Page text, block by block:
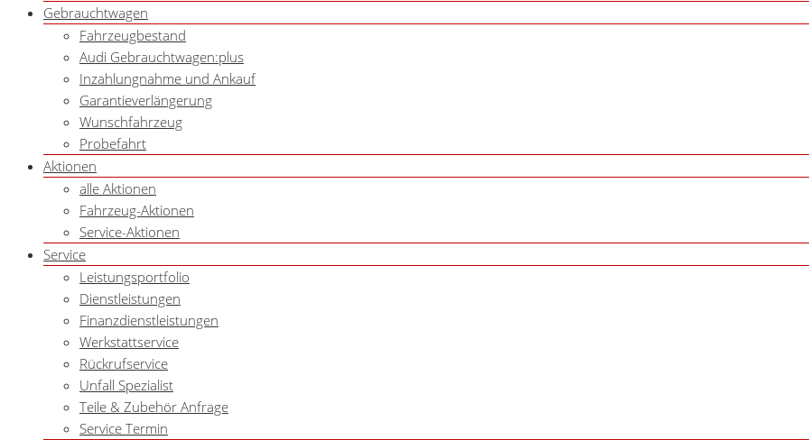
Gebrauchtwagen
Fahrzeugbestand
Audi Gebrauchtwagen:plus
Inzahlungnahme und Ankauf
Garantieverlängerung
Wunschfahrzeug
Probefahrt
Aktionen
alle Aktionen
Fahrzeug-Aktionen
Service-Aktionen
Service
Leistungsportfolio
Dienstleistungen
Finanzdienstleistungen
Werkstattservice
Rückrufservice
Unfall Spezialist
Teile & Zubehör Anfrage
Service Termin